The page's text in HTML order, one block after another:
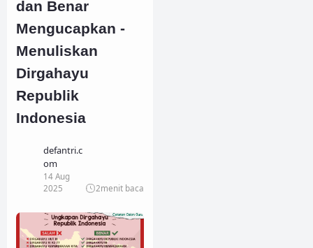
dan Benar
Mengucapkan -
Menuliskan
Dirgahayu
Republik
Indonesia
defantri.c
om
14 Aug
2025
2menit baca